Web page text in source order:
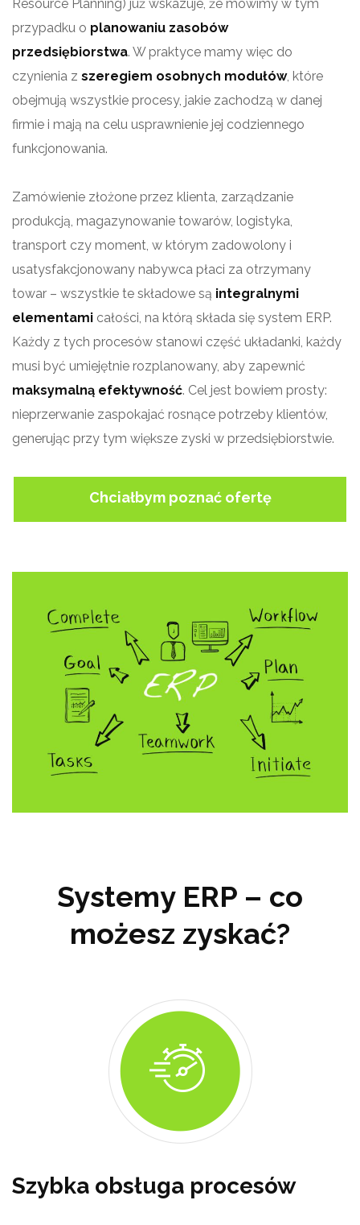
Resource Planning) już wskazuje, że mówimy w tym
przypadku o planowaniu zasobów
przedsiębiorstwa. W praktyce mamy więc do
czynienia z szeregiem osobnych modułów, które
obejmują wszystkie procesy, jakie zachodzą w danej
firmie i mają na celu usprawnienie jej codziennego
funkcjonowania.
Zamówienie złożone przez klienta, zarządzanie
produkcją, magazynowanie towarów, logistyka,
transport czy moment, w którym zadowolony i
usatysfakcjonowany nabywca płaci za otrzymany
towar – wszystkie te składowe są integralnymi
elementami całości, na którą składa się system ERP.
Każdy z tych procesów stanowi część układanki, każdy
musi być umiejętnie rozplanowany, aby zapewnić
maksymalną efektywność. Cel jest bowiem prosty:
nieprzerwanie zaspokajać rosnące potrzeby klientów,
generując przy tym większe zyski w przedsiębiorstwie.
Chciałbym poznać ofertę
Systemy ERP – co
możesz zyskać?
Szybka obsługa procesów